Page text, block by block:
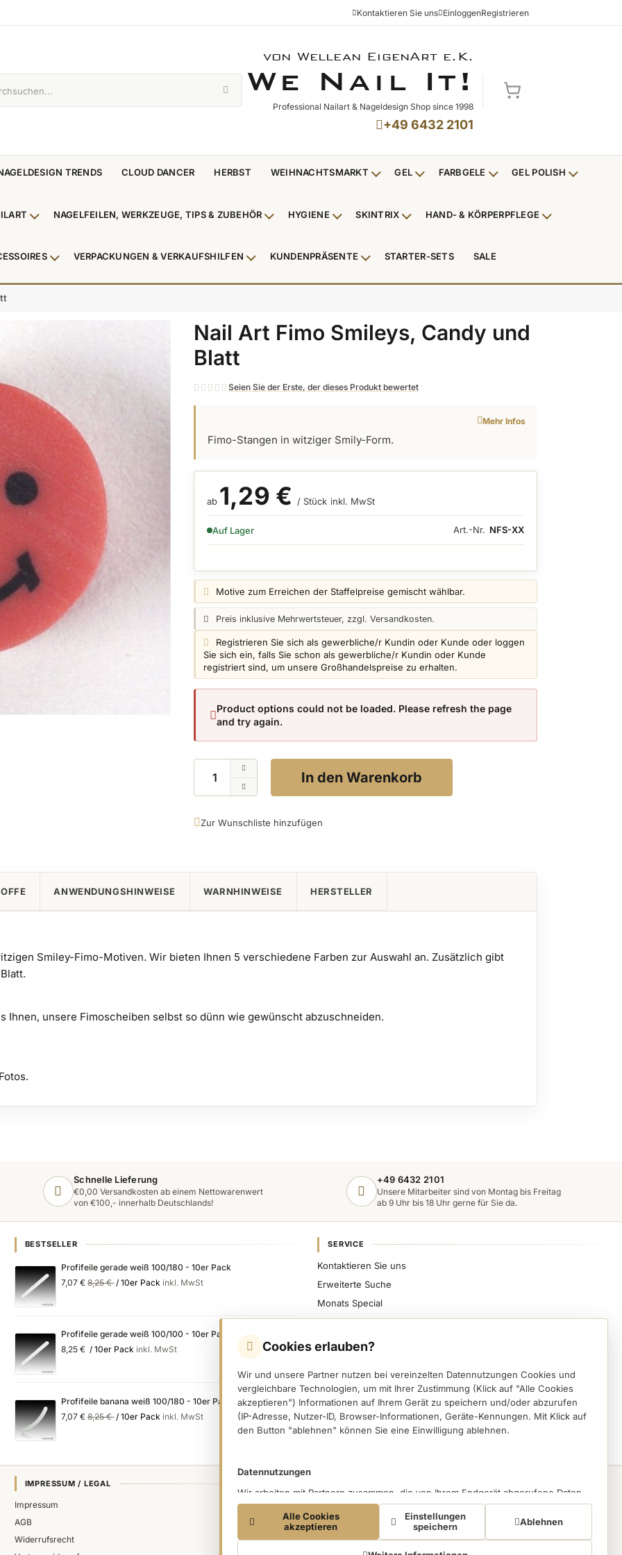
Cookies erlauben?
Wir und unsere Partner nutzen bei vereinzelten Datennutzungen Cookies und
vergleichbare Technologien, um mit Ihrer Zustimmung (Klick auf "Alle Cookies
akzeptieren") Informationen auf Ihrem Gerät zu speichern und/oder abzurufen
(IP-Adresse, Nutzer-ID, Browser-Informationen, Geräte-Kennungen. Mit Klick auf
den Button "ablehnen" können Sie eine Einwilligung ablehnen.
Datennutzungen
Wir arbeiten mit Partnern zusammen, die von Ihrem Endgerät abgerufene Daten
(Trackingdaten) auch zu eigenen Zwecken (z.B. Profilbildungen) / zu Zwecken
Dritter verarbeiten. Vor diesem Hintergrund erfordert nicht nur die Erhebung der
Trackingdaten, sondern auch deren Weiterverarbeitung durch diese Anbieter
Alle Cookies
akzeptieren
Einstellungen
speichern
Ablehnen
Kontaktieren Sie uns EinloggenRegistrieren
von Wellean EigenArt e.K.
WE NAIL IT!
W E N AIL I T !
Professional Nailart & Nageldesign Shop since 1998
+49 6432 2101
Mein Warenkorb
TRENDS CLOUD DANCER HERBST WEIHNACHTSMARKT Untermenü Weihnachtsmarkt anzeigen
GEL Untermenü Gel anzeigen
FARBGELE Untermenü Farbgele
GEL POLISH
Nagellack & Flüssigkeiten anzeigen
Untermenü NailArt anzeigen
NAGELFEILEN, WERKZEUGE, TIPS & ZUBEHÖR Untermenü Nagelfeilen, Werkzeuge, Tips & Zubehör anzeigen
HYGIENE Untermenü Hygiene anzeigen
SKINTRIX Untermenü Skintrix anzeigen
HAND- & KÖRPERPFLEGE Untermenü
& Zehenringe anzeigen
Untermenü Beauty Accessoires anzeigen
VERPACKUNGEN & VERKAUFSHILFEN Untermenü Verpackungen & Verkaufshilfen anzeigen
KUNDENPRÄSENTE Untermenü Kundenpräsente anzeigen
STARTER-SETS SALE
Nail Art Fimo Smileys, Candy und
Blatt
Seien Sie der Erste, der dieses Produkt bewertet
Mehr Infos
Fimo-Stangen in witziger Smily-Form.
ab 1,29 € / Stück inkl. MwSt
VERFÜGBARKEIT:
Auf Lager Art.-Nr. NFS-XX
Preisangabe:
Motive zum Erreichen der Staffelpreise gemischt wählbar.
Preisangabe:
Preis inklusive Mehrwertsteuer, zzgl. Versandkosten.
Login info:
Registrieren Sie sich als gewerbliche/r Kundin oder Kunde oder loggen
Sie sich ein, falls Sie schon als gewerbliche/r Kundin oder Kunde
registriert sind, um unsere Großhandelspreise zu erhalten.
Product options could not be loaded. Please refresh the page
and try again.
In den Warenkorb
Zur Wunschliste hinzufügen
Smiley-Fimo-Motiven. Wir bieten Ihnen 5 verschiedene Farben zur Auswahl an. Zusätzlich gibt
Ihnen, unsere Fimoscheiben selbst so dünn wie gewünscht abzuschneiden.
ANWENDUNGSHINWEISE WARNHINWEISE HERSTELLER
Schnelle Lieferung
€0,00 Versandkosten ab einem Nettowarenwert
von €100,- innerhalb Deutschlands!
+49 6432 2101
Unsere Mitarbeiter sind von Montag bis Freitag
ab 9 Uhr bis 18 Uhr gerne für Sie da.
BESTSELLER
Profifeile gerade weiß 100/180 - 10er Pack
Special
Price
7,07 € Regular
Price
8,25 € / 10er Pack inkl. MwSt
Profifeile gerade weiß 100/100 - 10er Pack
8,25 € / 10er Pack inkl. MwSt
Profifeile banana weiß 100/180 - 10er Pack
Special
Price
7,07 € Regular
Price
8,25 € / 10er Pack inkl. MwSt
SERVICE
Kontaktieren Sie uns
Erweiterte Suche
Monats Special
erhalten.
Instagram (öffnet in einem neuen Tab)
Facebook (öffnet in einem neuen Tab)
Pinterest (öffnet in einem neuen Tab)
Deutsch
English
IMPRESSUM / LEGAL
Impressum
AGB
Widerrufsrecht
eBay
Amazon
SKINTRIX